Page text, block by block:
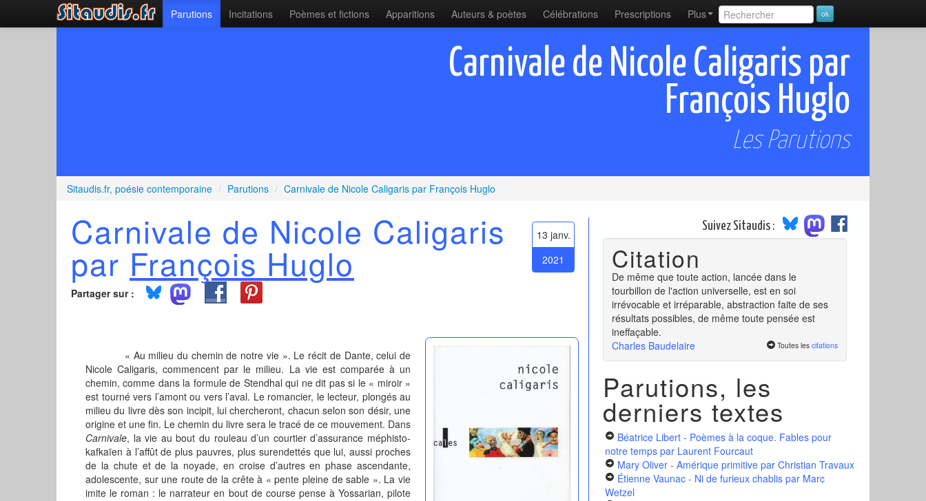
Parutions Incitations Poèmes et fictions Apparitions Auteurs & poètes Célébrations Prescriptions Plus
Carnivale de Nicole Caligaris par
François Huglo
Les Parutions
Sitaudis.fr, poésie contemporaine / Parutions / Carnivale de Nicole Caligaris par François Huglo
13 janv.
2021
Carnivale de Nicole Caligaris
par François Huglo
Partager sur :
« Au milieu du chemin de notre vie ». Le récit de Dante, celui de
Nicole Caligaris, commencent par le milieu. La vie est comparée à un
chemin, comme dans la formule de Stendhal qui ne dit pas si le « miroir »
est tourné vers l’amont ou vers l’aval. Le romancier, le lecteur, plongés au
milieu du livre dès son incipit, lui chercheront, chacun selon son désir, une
origine et une fin. Le chemin du livre sera le tracé de ce mouvement. Dans
Carnivale, la vie au bout du rouleau d’un courtier d’assurance méphisto-
kafkaïen à l’affût de plus pauvres, plus surendettés que lui, aussi proches
de la chute et de la noyade, en croise d’autres en phase ascendante,
adolescente, sur une route de la crête à « pente pleine de sable ». La vie
imite le roman : le narrateur en bout de course pense à Yossarian, pilote
Suivez Sitaudis :
Citation
De même que toute action, lancée dans le
tourbillon de l'action universelle, est en soi
irrévocable et irréparable, abstraction faite de ses
résultats possibles, de même toute pensée est
ineffaçable.
Charles Baudelaire
Toutes les citations
Parutions, les
derniers textes
Béatrice Libert - Poèmes à la coque. Fables pour
notre tempspar Laurent Fourcaut
Mary Oliver - Amérique primitivepar Christian Travaux
Étienne Vaunac - Ni de furieux chablispar Marc
Wetzel